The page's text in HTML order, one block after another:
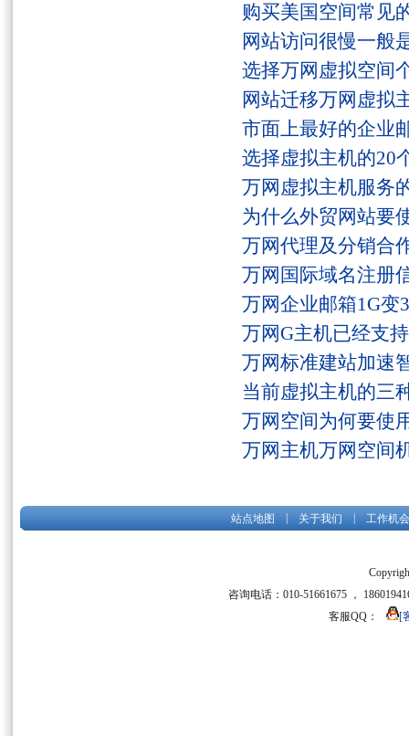
购买美国空间常见
网站访问很慢一般
选择万网虚拟空间
网站迁移万网虚拟
市面上最好的企业
选择虚拟主机的20
万网虚拟主机服务
为什么外贸网站要
万网代理及分销合
万网国际域名注册
万网企业邮箱1G变
万网G主机已经支
万网标准建站加速
当前虚拟主机的三
万网空间为何要使
万网主机万网空间
站点地图 关于我们 工作机会
咨询电话：010-51661675 ，
客服QQ：
[